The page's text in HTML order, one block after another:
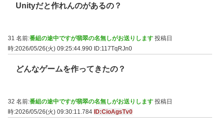
Unityだと作れんのがあるの？
31 名前:番組の途中ですが翡翠の名無しがお送りします 投稿日
時:2026/05/26(火) 09:25:44.990 ID:117TqRJn0
どんなゲームを作ってきたの？
32 名前:番組の途中ですが翡翠の名無しがお送りします 投稿日
時:2026/05/26(火) 09:30:11.784 ID:CioAgsTv0